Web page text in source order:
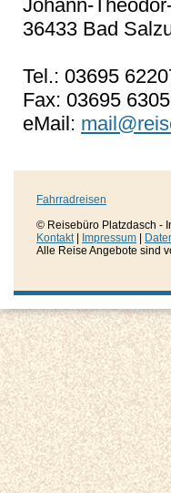
Johann-
36433 Bad
Tel.: 03695
Fax: 03695
eMail:
Fahrradreisen
© Reisebüro Platzdasch -
Kontakt| Impressum
Alle Reise Angebote sind